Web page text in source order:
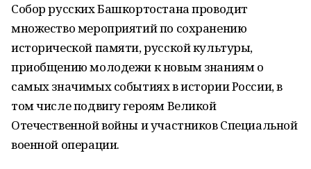
Собор русских Башкортостана проводит
множество мероприятий по сохранению
исторической памяти, русской культуры,
приобщению молодежи к новым знаниям о
самых значимых событиях в истории России, в
том числе подвигу героям Великой
Отечественной войны и участников Специальной
военной операции.